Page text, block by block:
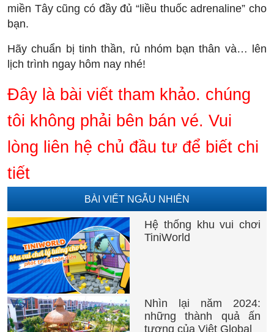
miền Tây cũng có đầy đủ “liều thuốc adrenaline” cho
bạn.
Hãy chuẩn bị tinh thần, rủ nhóm bạn thân và… lên
lịch trình ngay hôm nay nhé!
Đây là bài viết tham khảo. chúng
tôi không phải bên bán vé. Vui
lòng liên hệ chủ đầu tư để biết chi
tiết
BÀI VIẾT NGẪU NHIÊN
Hệ thống khu vui chơi
TiniWorld
Nhìn lại năm 2024:
những thành quả ấn
tượng của Việt Global